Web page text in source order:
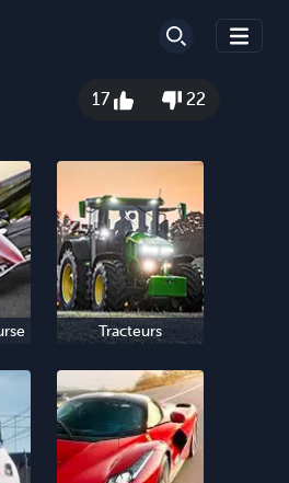
17 22
Tracteurs